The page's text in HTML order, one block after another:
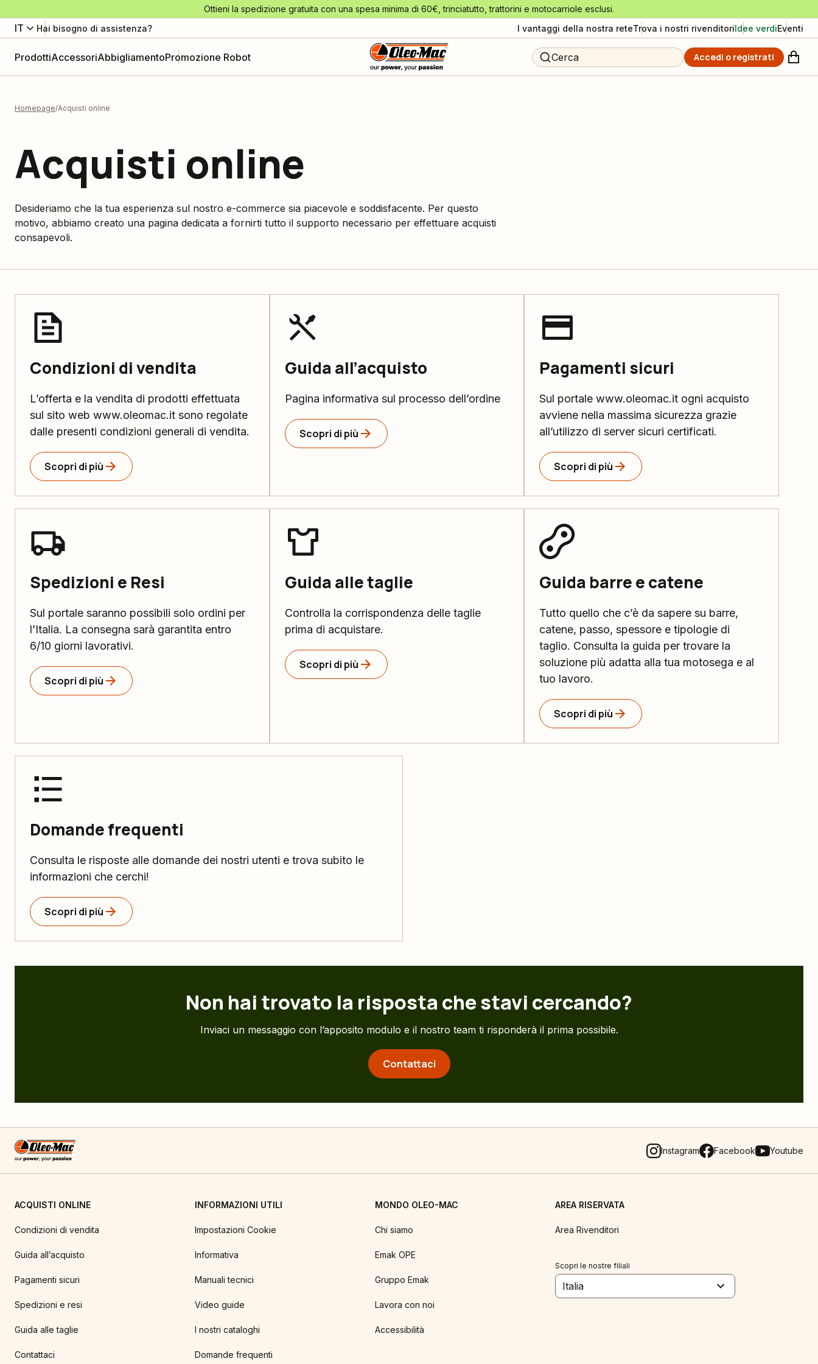
Ottieni la spedizione gratuita con una spesa minima di 60€, trinciatutto, trattorini e motocarriole esclusi.
IT Hai bisogno di assistenza? I vantaggi della nostra reteTrova i nostri rivenditoriIdee verdiEventi
ProdottiAccessoriAbbigliamentoPromozione Robot Cerca Accedi o registrati
Homepage Acquisti online
Acquisti online
Desideriamo che la tua esperienza sul nostro e-commerce sia piacevole e soddisfacente. Per questo
motivo, abbiamo creato una pagina dedicata a fornirti tutto il supporto necessario per effettuare acquisti
consapevoli.
Condizioni di vendita
L’offerta e la vendita di prodotti effettuata
sul sito web www.oleomac.it sono regolate
dalle presenti condizioni generali di vendita.
Scopri di più
Guida all’acquisto
Pagina informativa sul processo dell’ordine
Scopri di più
Pagamenti sicuri
Sul portale www.oleomac.it ogni acquisto
avviene nella massima sicurezza grazie
all’utilizzo di server sicuri certificati.
Scopri di più
Spedizioni e Resi
Sul portale saranno possibili solo ordini per
l’Italia. La consegna sarà garantita entro
6/10 giorni lavorativi.
Scopri di più
Guida alle taglie
Controlla la corrispondenza delle taglie
prima di acquistare.
Scopri di più
Guida barre e catene
Tutto quello che c’è da sapere su barre,
catene, passo, spessore e tipologie di
taglio. Consulta la guida per trovare la
soluzione più adatta alla tua motosega e al
tuo lavoro.
Scopri di più
Domande frequenti
Consulta le risposte alle domande dei nostri utenti e trova subito le
informazioni che cerchi!
Scopri di più
Non hai trovato la risposta che stavi cercando?
Inviaci un messaggio con l’apposito modulo e il nostro team ti risponderà il prima possibile.
Contattaci
Instagram Facebook Youtube
ACQUISTI ONLINE
Condizioni di vendita
Guida all’acquisto
Pagamenti sicuri
Spedizioni e resi
Guida alle taglie
Contattaci
INFORMAZIONI UTILI
Impostazioni Cookie
Informativa
Manuali tecnici
Video guide
I nostri cataloghi
Domande frequenti
MONDO OLEO-MAC
Chi siamo
Emak OPE
Gruppo Emak
Lavora con noi
Accessibilità
AREA RISERVATA
Area Rivenditori
Scopri le nostre filiali
Italia